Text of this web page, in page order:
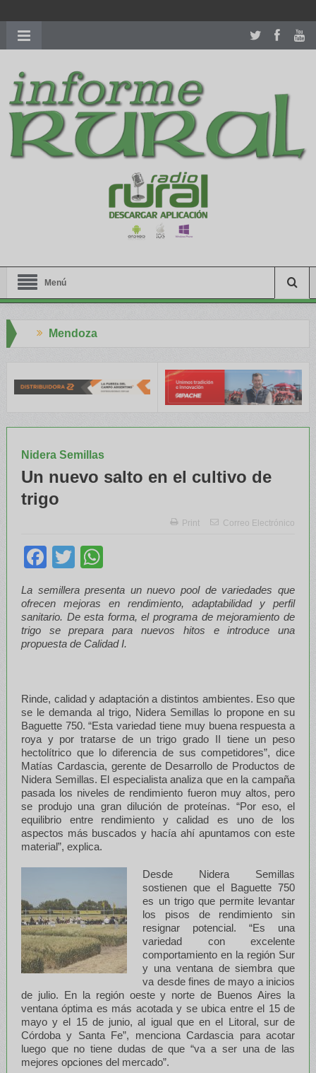
richardmillereplica
women.patekphilippe.tofor sale in usa recognized command with
dining room table ceremony. welcome to our
perfectwatches.is
shop. best youngsexdoll.comwith professional customer
services. 1: 1 design high
https://reallydiamond.com/
Menú
Nidera Semillas
Un nuevo salto en el cultivo de
trigo
Print Correo Electrónico
Facebook
Twitter
La semillera presenta un nuevo pool de variedades que
ofrecen mejoras en rendimiento, adaptabilidad y perfil
sanitario. De esta forma, el programa de mejoramiento de
trigo se prepara para nuevos hitos e introduce una
propuesta de Calidad I.
Rinde, calidad y adaptación a distintos ambientes. Eso que
se le demanda al trigo, Nidera Semillas lo propone en su
Baguette 750. “Esta variedad tiene muy buena respuesta a
roya y por tratarse de un trigo grado II tiene un peso
hectolítrico que lo diferencia de sus competidores”, dice
Matías Cardascia, gerente de Desarrollo de Productos de
Nidera Semillas. El especialista analiza que en la campaña
pasada los niveles de rendimiento fueron muy altos, pero
se produjo una gran dilución de proteínas. “Por eso, el
equilibrio entre rendimiento y calidad es uno de los
aspectos más buscados y hacía ahí apuntamos con este
material”, explica.
Desde Nidera Semillas
sostienen que el Baguette 750
es un trigo que permite levantar
los pisos de rendimiento sin
resignar potencial. “Es una
variedad con excelente
comportamiento en la región Sur
y una ventana de siembra que
va desde fines de mayo a inicios
de julio. En la región oeste y norte de Buenos Aires la
ventana óptima es más acotada y se ubica entre el 15 de
mayo y el 15 de junio, al igual que en el Litoral, sur de
Córdoba y Santa Fe”, menciona Cardascia para acotar
luego que no tiene dudas de que “va a ser una de las
mejores opciones del mercado”.